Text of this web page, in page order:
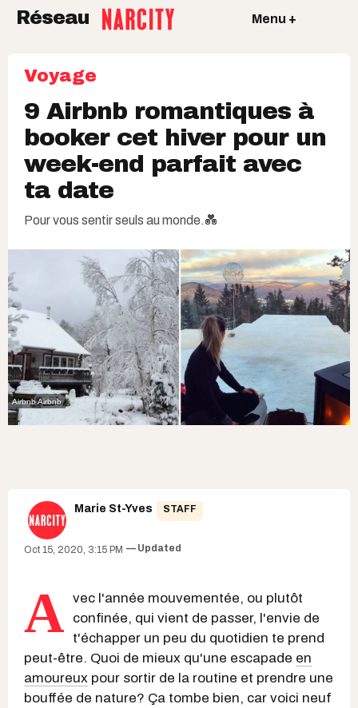
Réseau Menu +
Voyage
9 Airbnb romantiques à
booker cet hiver pour un
week-end parfait avec
ta date
Pour vous sentir seuls au monde.💑
Airbnb Airbnb
Marie St-Yves STAFF
Oct 15, 2020, 3:15 PM Updated
A vec l'année mouvementée, ou plutôt
confinée, qui vient de passer, l'envie de
t'échapper un peu du quotidien te prend
peut-être. Quoi de mieux qu'une escapade en
amoureux pour sortir de la routine et prendre une
bouffée de nature? Ça tombe bien, car voici neuf